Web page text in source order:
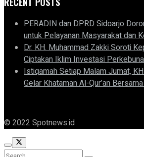
PERADIN dan DPRD Sidoarjo
untuk Pelayanan Masyarakat dan
Dr. KH. Muhammad Zakki Soroti
Ciptakan Iklim Investasi
Istiqamah Setiap Malam Jumat,
Gelar Khataman Al-Qur’an
© 2022 Spotnews.id